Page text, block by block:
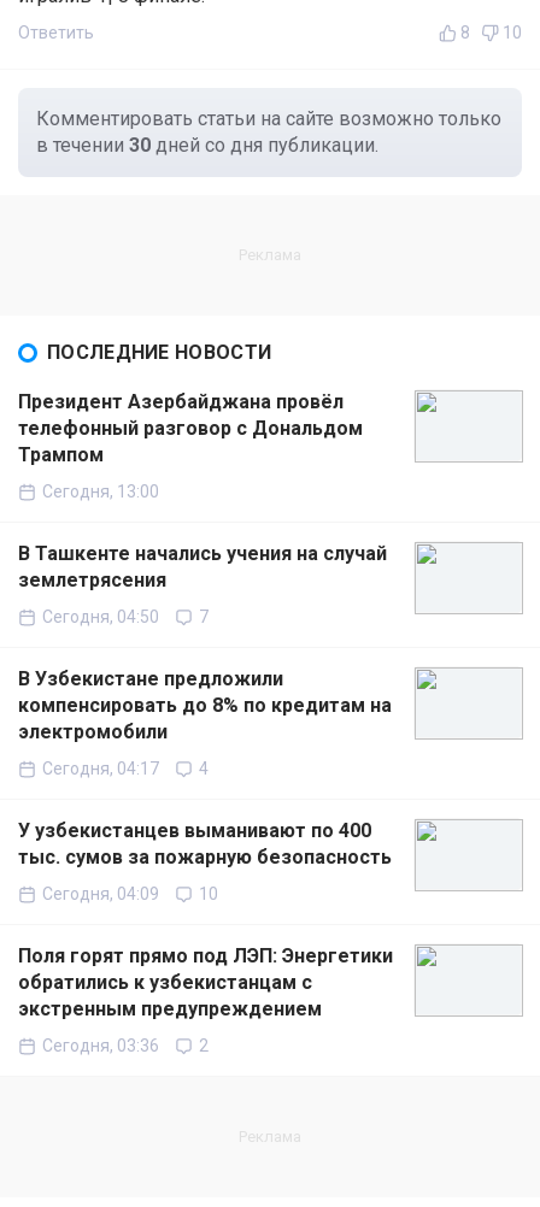
Ответить 8 10
Комментировать статьи на сайте возможно только
в течении 30 дней со дня публикации.
ПОСЛЕДНИЕ НОВОСТИ
Президент Азербайджана провёл
телефонный разговор с Дональдом
Трампом
Сегодня, 13:00
В Ташкенте начались учения на случай
землетрясения
Сегодня, 04:50 7
В Узбекистане предложили
компенсировать до 8% по кредитам на
электромобили
Сегодня, 04:17 4
У узбекистанцев выманивают по 400
тыс. сумов за пожарную безопасность
Сегодня, 04:09 10
Поля горят прямо под ЛЭП: Энергетики
обратились к узбекистанцам с
экстренным предупреждением
Сегодня, 03:36 2